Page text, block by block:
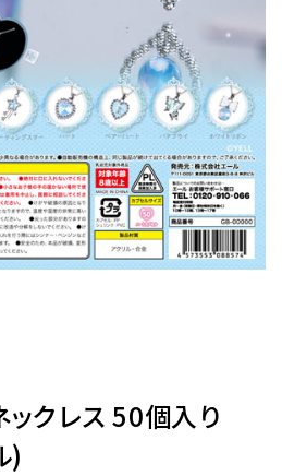
ご質問
7659
クレス 50個入り
)